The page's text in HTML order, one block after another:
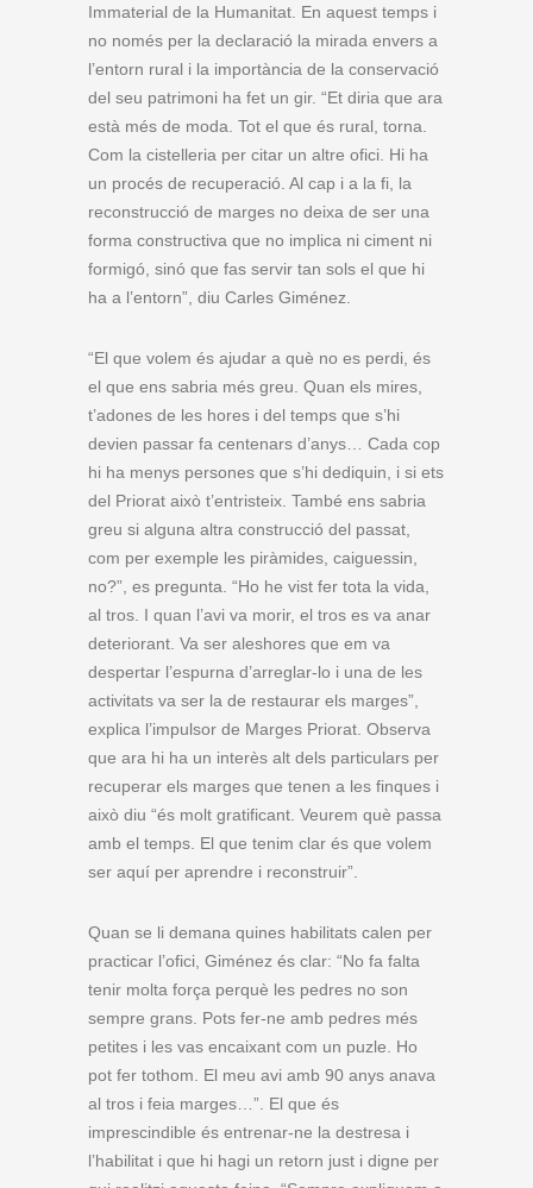
Immaterial de la Humanitat. En aquest temps i
no només per la declaració la mirada envers a
l’entorn rural i la importància de la conservació
del seu patrimoni ha fet un gir. “Et diria que ara
està més de moda. Tot el que és rural, torna.
Com la cistelleria per citar un altre ofici. Hi ha
un procés de recuperació. Al cap i a la fi, la
reconstrucció de marges no deixa de ser una
forma constructiva que no implica ni ciment ni
formigó, sinó que fas servir tan sols el que hi
ha a l’entorn”, diu Carles Giménez.
“El que volem és ajudar a què no es perdi, és
el que ens sabria més greu. Quan els mires,
t’adones de les hores i del temps que s’hi
devien passar fa centenars d’anys… Cada cop
hi ha menys persones que s’hi dediquin, i si ets
del Priorat això t’entristeix. També ens sabria
greu si alguna altra construcció del passat,
com per exemple les piràmides, caiguessin,
no?”, es pregunta. “Ho he vist fer tota la vida,
al tros. I quan l’avi va morir, el tros es va anar
deteriorant. Va ser aleshores que em va
despertar l’espurna d’arreglar-lo i una de les
activitats va ser la de restaurar els marges”,
explica l’impulsor de Marges Priorat. Observa
que ara hi ha un interès alt dels particulars per
recuperar els marges que tenen a les finques i
això diu “és molt gratificant. Veurem què passa
amb el temps. El que tenim clar és que volem
ser aquí per aprendre i reconstruir”.
Quan se li demana quines habilitats calen per
practicar l’ofici, Giménez és clar: “No fa falta
tenir molta força perquè les pedres no son
sempre grans. Pots fer-ne amb pedres més
petites i les vas encaixant com un puzle. Ho
pot fer tothom. El meu avi amb 90 anys anava
al tros i feia marges…”. El que és
imprescindible és entrenar-ne la destresa i
l’habilitat i que hi hagi un retorn just i digne per